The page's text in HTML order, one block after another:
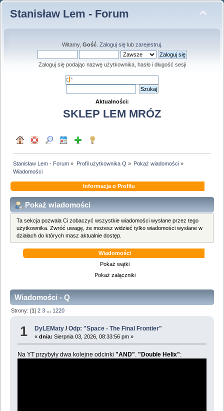
Stanisław Lem - Forum
Witamy, Gość. Zaloguj sięlub zarejestruj.
Zaloguj się podając nazwę użytkownika, hasło i długość sesji
Aktualności:
SKLEP LEM MRÓZ
Stanisław Lem - Forum » Profil użytkownika Q » Pokaż wiadomości»
Wiadomości
Informacja o Profilu
Pokaż wiadomości
Ta sekcja pozwala Ci zobaczyć wszystkie wiadomości wysłane przez tego
użytkownika. Zwróć uwagę, że możesz widzieć tylko wiadomości wysłane w
działach do których masz aktualnie dostęp.
Wiadomości
Pokaż wątki
Pokaż załączniki
Wiadomości - Q
Strony: [1]2 3 ... 1220
1 DyLEMaty /Odp: "Space - The Final Frontier"
«dnia: Sierpnia 03, 2026, 08:33:56 pm »
Na YT przybyły dwa kolejne odcinki "AND". "Double Helix":